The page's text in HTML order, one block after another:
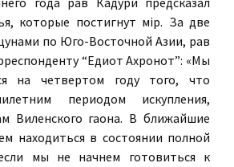
которые постигнут мiр. За две
по Юго-Восточной Азии, рав
“Едиот Ахронот”: «Мы
на четвертом году того, что
периодом искупления,
Виленского гаона. В ближайшие
находиться в состоянии полной
мы не начнем готовиться к